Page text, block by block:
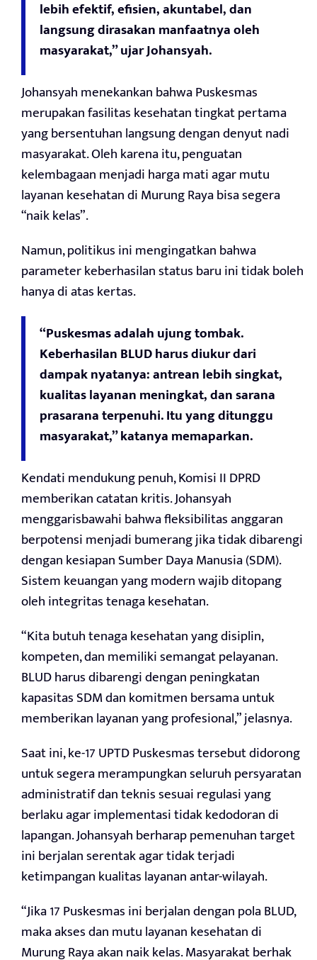
lebih efektif, efisien, akuntabel, dan
langsung dirasakan manfaatnya oleh
masyarakat,” ujar Johansyah.
Johansyah menekankan bahwa Puskesmas
merupakan fasilitas kesehatan tingkat pertama
yang bersentuhan langsung dengan denyut nadi
masyarakat. Oleh karena itu, penguatan
kelembagaan menjadi harga mati agar mutu
layanan kesehatan di Murung Raya bisa segera
“naik kelas”.
Namun, politikus ini mengingatkan bahwa
parameter keberhasilan status baru ini tidak boleh
hanya di atas kertas.
“Puskesmas adalah ujung tombak.
Keberhasilan BLUD harus diukur dari
dampak nyatanya: antrean lebih singkat,
kualitas layanan meningkat, dan sarana
prasarana terpenuhi. Itu yang ditunggu
masyarakat,” katanya memaparkan.
Kendati mendukung penuh, Komisi II DPRD
memberikan catatan kritis. Johansyah
menggarisbawahi bahwa fleksibilitas anggaran
berpotensi menjadi bumerang jika tidak dibarengi
dengan kesiapan Sumber Daya Manusia (SDM).
Sistem keuangan yang modern wajib ditopang
oleh integritas tenaga kesehatan.
“Kita butuh tenaga kesehatan yang disiplin,
kompeten, dan memiliki semangat pelayanan.
BLUD harus dibarengi dengan peningkatan
kapasitas SDM dan komitmen bersama untuk
memberikan layanan yang profesional,” jelasnya.
Saat ini, ke-17 UPTD Puskesmas tersebut didorong
untuk segera merampungkan seluruh persyaratan
administratif dan teknis sesuai regulasi yang
berlaku agar implementasi tidak kedodoran di
lapangan. Johansyah berharap pemenuhan target
ini berjalan serentak agar tidak terjadi
ketimpangan kualitas layanan antar-wilayah.
“Jika 17 Puskesmas ini berjalan dengan pola BLUD,
maka akses dan mutu layanan kesehatan di
Murung Raya akan naik kelas. Masyarakat berhak